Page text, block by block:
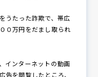
ー
報
うたった詐欺で、帯広
０万円をだまし取られ
インターネットの動画
告を閲覧したところ、